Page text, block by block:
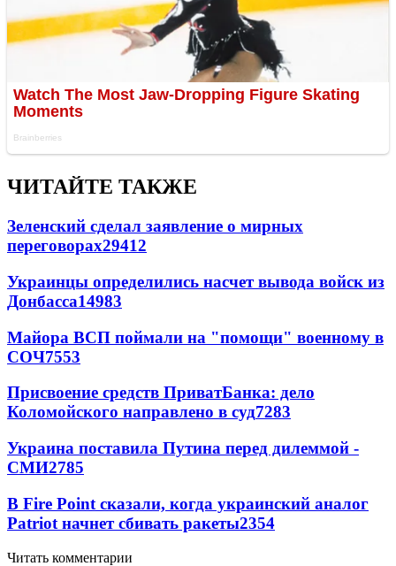
ЧИТАЙТЕ ТАКЖЕ
Зеленский сделал заявление о мирных
переговорах29412
Украинцы определились насчет вывода войск из
Донбасса14983
Майора ВСП поймали на "помощи" военному в
СОЧ7553
Присвоение средств ПриватБанка: дело
Коломойского направлено в суд7283
Украина поставила Путина перед дилеммой -
СМИ2785
В Fire Point сказали, когда украинский аналог
Patriot начнет сбивать ракеты2354
Читать комментарии